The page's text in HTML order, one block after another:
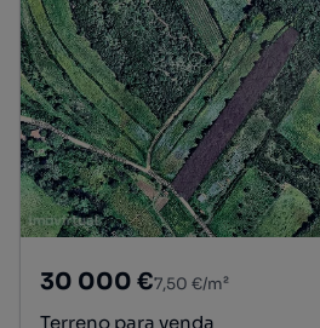
30 000 €7,50 €/m²
Terreno para venda